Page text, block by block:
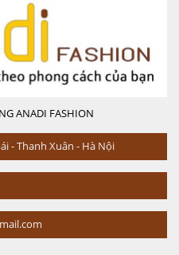
ANADI FASHION
- Thanh Xuân - Hà Nội